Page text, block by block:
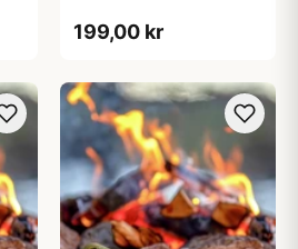
199,00 kr